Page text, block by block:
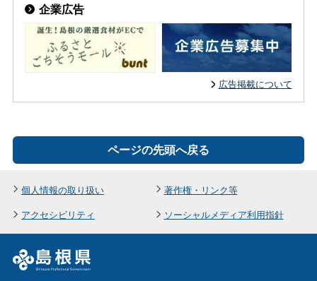
企業広告
広告掲載について
ページの先頭へ戻る
個人情報の取り扱い
著作権・リンク等
アクセシビリティ
ソーシャルメディア利用指針